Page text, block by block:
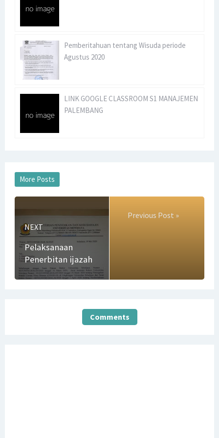
Selamat Kepada Dr. Muhammad Ichsan Hadjri, S.T., S.M.,
M.M. atas Terpilihnya sebagai Ketua Dewan Pengurus
Program Studi S1 Manajemen Fakultas Ekonomi
SK Rektor Tentang Penetapan Nama-nama Mahasiswa
PKKM Universitas Sriwijaya Periode Semester Ganjil
Penerimaan Dosen CPNS TA 2024 Jurusan Manajemen
PENGUMUMAN WISUDA UNIVERSITAS SRIWIJAYA KE-179
Pemberitahuan tentang Wisuda periode
Agustus 2020
LINK GOOGLE CLASSROOM S1 MANAJEMEN
PALEMBANG
NEXT
Pelaksanaan
Penerbitan ijazah
Previous Post »
Comments